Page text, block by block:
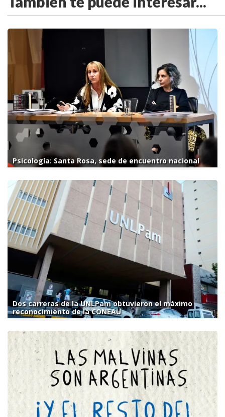
Psicología: Santa Rosa, sede de encuentro nacional
Dos carreras de la UNLPam obtuvieron el máximo
reconocimiento de la CONEAU